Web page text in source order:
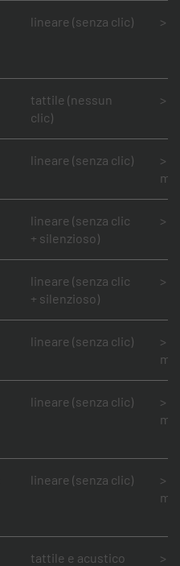
lineare (senza clic) >
tattile (nessun
clic)
>
lineare (senza clic)
>
lineare (senza clic
+ silenzioso)
>
lineare (senza clic
+ silenzioso)
>
lineare (senza clic)
>
lineare (senza clic)
>
lineare (senza clic)
>
tattile e acustico
>